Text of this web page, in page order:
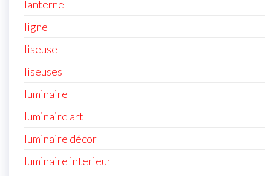
lanterne
ligne
liseuse
liseuses
luminaire
luminaire art
luminaire décor
luminaire interieur